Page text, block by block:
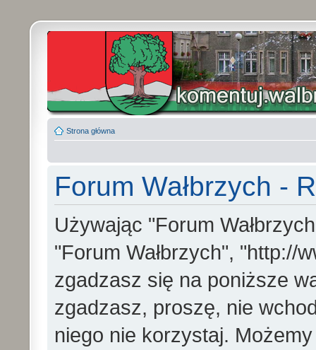
Strona główna
Forum Wałbrzych -
Używając "Forum
"Forum Wałbrzych", "http://
zgadzasz się na poniższe
zgadzasz, proszę, nie
niego nie korzystaj.